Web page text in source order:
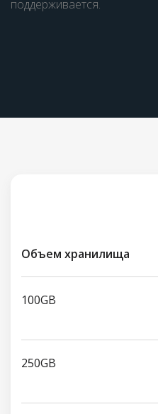
поддерживается.
Объем хранилища
100GB
250GB